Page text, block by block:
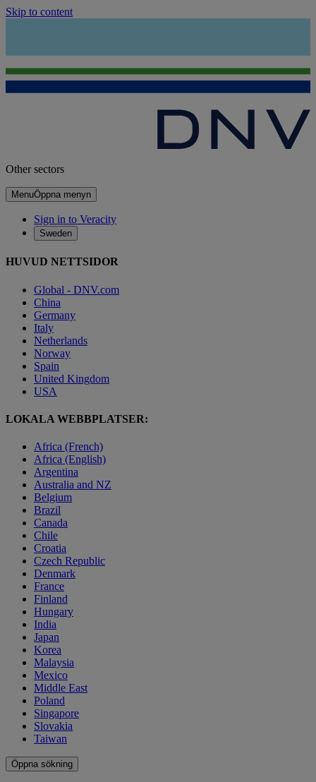
Skip to content
Other sectors
MenuÖppna menyn
Sign in to Veracity
Sweden
HUVUD NETTSIDOR
Global - DNV.com
China
Germany
Italy
Netherlands
Norway
Spain
United Kingdom
USA
LOKALA WEBBPLATSER:
Africa (French)
Africa (English)
Argentina
Australia and NZ
Belgium
Brazil
Canada
Chile
Croatia
Czech Republic
Denmark
France
Finland
Hungary
India
Japan
Korea
Malaysia
Mexico
Middle East
Poland
Singapore
Slovakia
Taiwan
Öppna sökning